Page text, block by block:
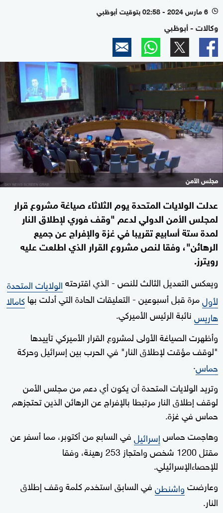
l 6 مارس 2024 - 02:58 بتوقيت أبوظبي
وكالات - أبوظبي
مجلس الأمن
عدلت الولايات المتحدة يوم الثلاثاء صياغة مشروع قرار
لمجلس الأمن الدولي لدعم "وقف فوري لإطلاق النار
لمدة ستة أسابيع تقريبا في غزة والإفراج عن جميع
الرهائن"، وفقا لنص مشروع القرار الذي اطلعت عليه
رويترز.
ويعكس التعديل الثالث للنص - الذي اقترحتهالولايات المتحدة
لأولمرة قبل أسبوعين - التعليقات الحادة التي أدلت بهاكامالا
هاريسنائبة الرئيس الأميركي.
وأظهرت الصياغة الأولى لمشروع القرار الأميركي تأييدها
"لوقف مؤقت لإطلاق النار" في الحرب بين إسرائيل وحركة
حماس.
وتريد الولايات المتحدة أن يكون أي دعم من مجلس الأمن
لوقف إطلاق النار مرتبطا بالإفراج عن الرهائن الذين تحتجزهم
حماس في غزة.
وهاجمت حماسإسرائيلفي السابع من أكتوبر، مما أسفر عن
مقتل 1200 شخص واحتجاز 253 رهينة، وفقا
للإحصاءالإسرائيلي.
وعارضتواشنطنفي السابق استخدم كلمة وقف إطلاق
النار.